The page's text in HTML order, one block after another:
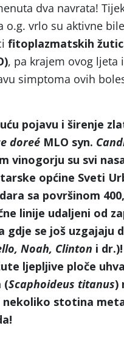
dva navrata!
vrlo su aktivne
fitoplazmatskih
, pa krajem ovog ljeta
simptoma ovih
pojavu i širenje
doreé MLO syn.
vinogorju su svi
općine Sveti
sa površinom
linije udaljeni od
gdje se još uzgajaju
Noah, Clinton i
ljepljive ploče
(Scaphoideus titanus)
nekoliko stotina